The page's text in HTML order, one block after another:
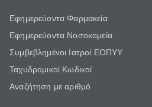
Εφημερεύοντα Φαρμακεία
Εφημερεύοντα Νοσοκομεία
Συμβεβλημένοι Ιατροί ΕΟΠΥΥ
Ταχυδρομικοί Κωδικοί
Αναζήτηση με αριθμό